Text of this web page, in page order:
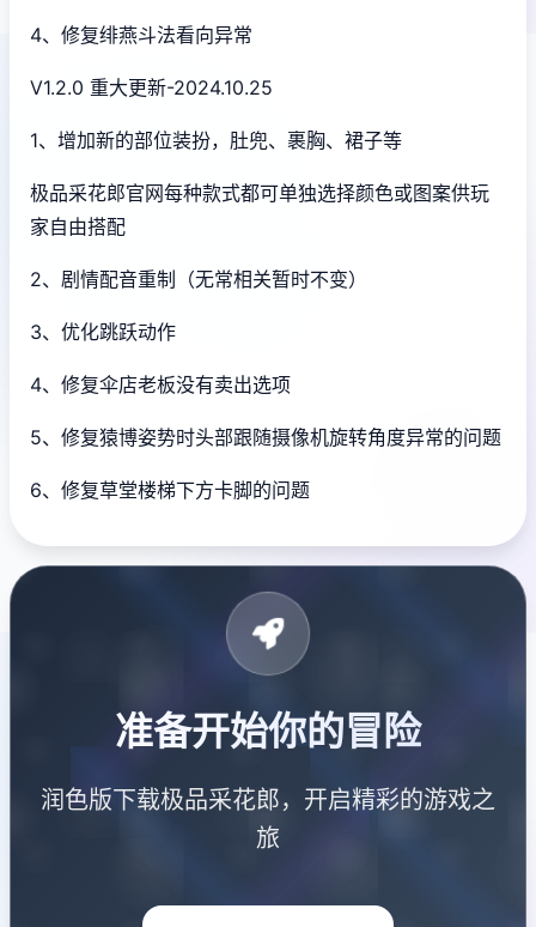
4、修复绯燕斗法看向异常
V1.2.0 重大更新-2024.10.25
1、增加新的部位装扮，肚兜、裹胸、裙子等
极品采花郎官网每种款式都可单独选择颜色或图案供玩
家自由搭配
2、剧情配音重制（无常相关暂时不变）
3、优化跳跃动作
4、修复伞店老板没有卖出选项
5、修复猿博姿势时头部跟随摄像机旋转角度异常的问题
6、修复草堂楼梯下方卡脚的问题
准备开始你的冒险
润色版下载极品采花郎，开启精彩的游戏之
旅